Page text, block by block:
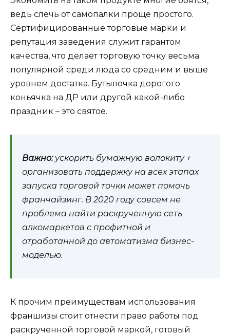
ведь слечь от самопалки проще простого.
Сертифицированные торговые марки и
репутация заведения служит гарантом
качества, что делает торговую точку весьма
популярной среди люда со средним и выше
уровнем достатка. Бутылочка дорогого
коньячка на ДР или другой какой-либо
праздник – это святое.
Важно:ускорить бумажную волокиту +
организовать поддержку на всех этапах
запуска торговой точки может помочь
франчайзинг. В 2020 году совсем не
проблема найти раскрученную сеть
алкомаркетов с профитной и
отработанной до автоматизма бизнес-
моделью.
К прочим преимуществам использования
франшизы стоит отнести право работы под
раскрученной торговой маркой, готовый